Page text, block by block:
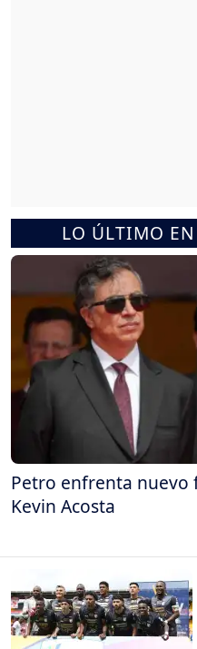
LO ÚLTIMO
Petro enfrenta nuevo
Kevin Acosta